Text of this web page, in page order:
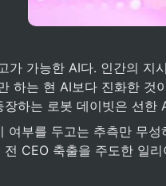
가 가능한 AI다. 인간의
하는 현 AI보다 진화한 것
하는 로봇 데이빗은 선한
여부를 두고는 추측만 무
CEO 축출을 주도한 일